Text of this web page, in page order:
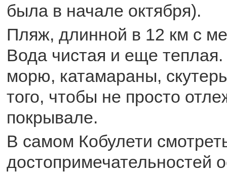
была в начале октября).
Пляж, длинной в 12 км с
Вода чистая и еще теплая.
морю, катамараны,
того, чтобы не просто
покрывале.
В самом Кобулети
достопримечательностей